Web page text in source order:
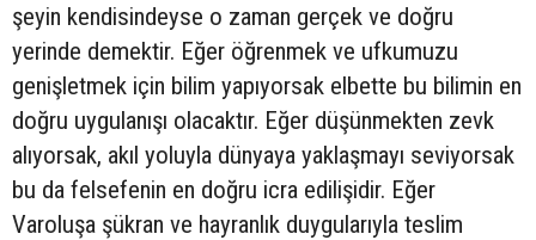
şeyin kendisindeyse o zaman gerçek ve doğru
yerinde demektir. Eğer öğrenmek ve ufkumuzu
genişletmek için bilim yapıyorsak elbette bu bilimin en
doğru uygulanışı olacaktır. Eğer düşünmekten zevk
alıyorsak, akıl yoluyla dünyaya yaklaşmayı seviyorsak
bu da felsefenin en doğru icra edilişidir. Eğer
Varoluşa şükran ve hayranlık duygularıyla teslim